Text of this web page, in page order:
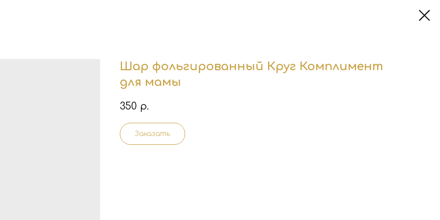
Шар фольгированный Круг Комплимент
для мамы
350 р.
Заказать